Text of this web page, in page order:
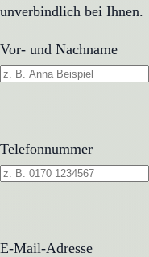
unverbindlich bei Ihnen.
Vor- und Nachname
Telefonnummer
E-Mail-Adresse